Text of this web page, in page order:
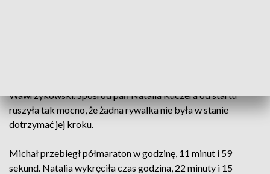
Wawrzykowski. Spośród pań Natalia Kuczera od startu
ruszyła tak mocno, że żadna rywalka nie była w stanie
dotrzymać jej kroku.
Michał przebiegł półmaraton w godzinę, 11 minut i 59
sekund. Natalia wykręciła czas godzina, 22 minuty i 15